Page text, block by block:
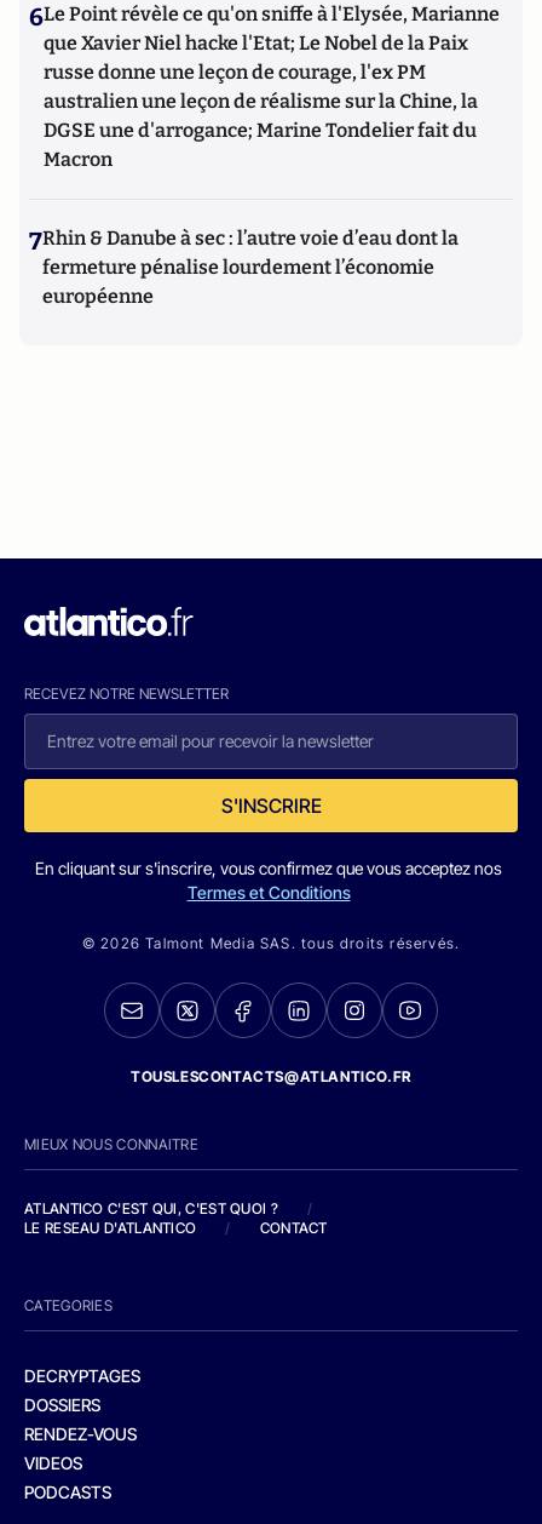
6Le Point révèle ce qu'on sniffe à l'Elysée, Marianne
que Xavier Niel hacke l'Etat; Le Nobel de la Paix
russe donne une leçon de courage, l'ex PM
australien une leçon de réalisme sur la Chine, la
DGSE une d'arrogance; Marine Tondelier fait du
Macron
7Rhin & Danube à sec : l’autre voie d’eau dont la
fermeture pénalise lourdement l’économie
européenne
RECEVEZ NOTRE NEWSLETTER
S'INSCRIRE
En cliquant sur s'inscrire, vous confirmez que vous acceptez nos
Termes et Conditions
© 2026 Talmont Media SAS. tous droits réservés.
TOUSLESCONTACTS@ATLANTICO.FR
MIEUX NOUS CONNAITRE
ATLANTICO C'EST QUI, C'EST QUOI ?
/
LE RESEAU D'ATLANTICO
/ CONTACT
CATEGORIES
DECRYPTAGES
DOSSIERS
RENDEZ-VOUS
VIDEOS
PODCASTS